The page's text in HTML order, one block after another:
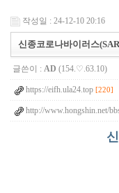
작성일 : 24-12-10 20:16
신종코로나바이러스
글쓴이 : AD (154.♡.63.10)
https://eifh.ula24.top [220]
http://www.hongshin.net/